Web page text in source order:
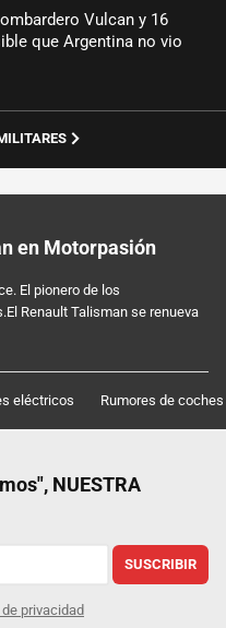
Vulcan y 16
que Argentina no vio
en Motorpasión
El pionero de los
Renault Talisman se renueva
eléctricos Rumores de coches
NUESTRA
SUSCRIBIR
privacidad